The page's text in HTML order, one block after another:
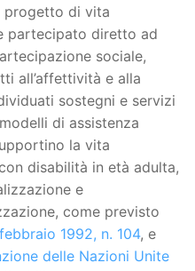
progetto di vita
partecipato diretto ad
sociale,
all’affettività e alla
sostegni e servizi
di assistenza
la vita
disabilità in età adulta,
e
come previsto
1992, n. 104, e
delle Nazioni Unite